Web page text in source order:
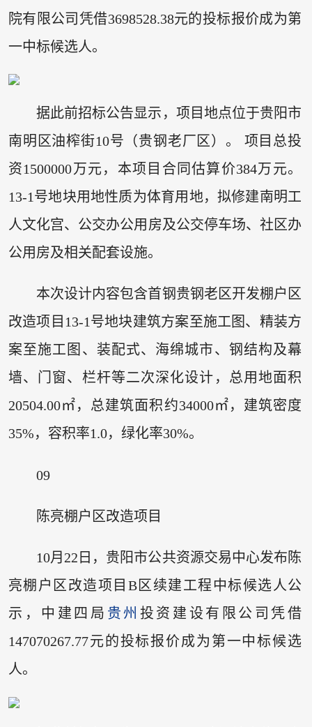
院有限公司凭借3698528.38元的投标报价成为第
一中标候选人。
据此前招标公告显示，项目地点位于贵阳市
南明区油榨街10号（贵钢老厂区）。 项目总投
资1500000万元，本项目合同估算价384万元。
13-1号地块用地性质为体育用地，拟修建南明工
人文化宫、公交办公用房及公交停车场、社区办
公用房及相关配套设施。
本次设计内容包含首钢贵钢老区开发棚户区
改造项目13-1号地块建筑方案至施工图、精装方
案至施工图、装配式、海绵城市、钢结构及幕
墙、门窗、栏杆等二次深化设计，总用地面积
20504.00㎡，总建筑面积约34000㎡，建筑密度
35%，容积率1.0，绿化率30%。
09
陈亮棚户区改造项目
10月22日，贵阳市公共资源交易中心发布陈
亮棚户区改造项目B区续建工程中标候选人公
示，中建四局 贵州 投资建设有限公司凭借
147070267.77元的投标报价成为第一中标候选
人。